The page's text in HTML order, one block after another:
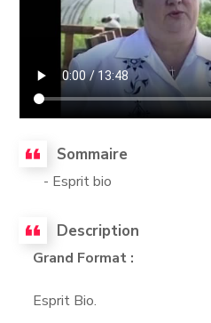
Sommaire
- Esprit bio
Description
Grand Format :
Esprit Bio.